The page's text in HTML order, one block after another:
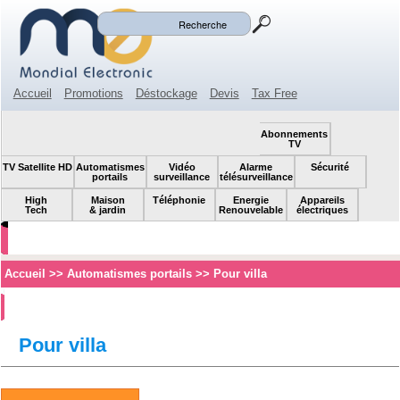
Mon compte
Accueil Promotions Déstockage Devis
Tax Free
Abonnements
TV
TV Satellite HD Automatismes
portails
Vidéo
surveillance
Alarme
télésurveillance
Sécurité
High
Tech
Maison
& jardin
Téléphonie
Energie
Renouvelable
Appareils
électriques
Accueil >> Automatismes portails>> Pour villa
Pour villa